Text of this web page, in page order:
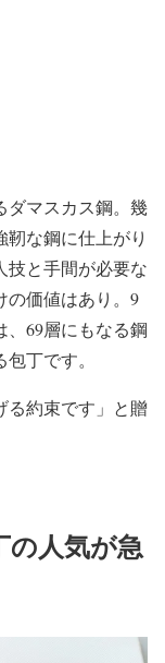
ダマスカス鋼。幾
な鋼に仕上がり
技と手間が必要な
の価値はあり。9
69層にもなる鋼
丁です。
る約束です」と贈
の人気が急